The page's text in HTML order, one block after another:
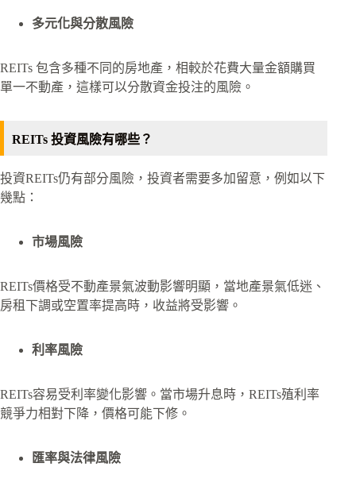
多元化與分散風險
REITs 包含多種不同的房地產，相較於花費大量金額購買
單一不動產，這樣可以分散資金投注的風險。
REITs 投資風險有哪些？
投資REITs仍有部分風險，投資者需要多加留意，例如以下
幾點：
市場風險
REITs價格受不動產景氣波動影響明顯，當地產景氣低迷、
房租下調或空置率提高時，收益將受影響。
利率風險
REITs容易受利率變化影響。當市場升息時，REITs殖利率
競爭力相對下降，價格可能下修。
匯率與法律風險